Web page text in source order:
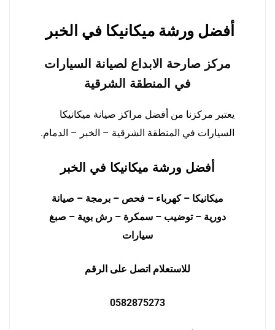
أفضل ورشة ميكانيكا في الخبر
مركز صارحة الابداع لصيانة السيارات
في المنطقة الشرقية
يعتبر مركزنا من أفضل مراكز صيانة ميكانيكا
السيارات في المنطقة الشرقية – الخبر – الدمام.
أفضل ورشة ميكانيكا في الخبر
ميكانيكا – كهرباء – فحص – برمجة – صيانة
دورية – توضيب – سمكرة – رش بوية – صبغ
سيارات
للاستعلام اتصل على الرقم
0582875273